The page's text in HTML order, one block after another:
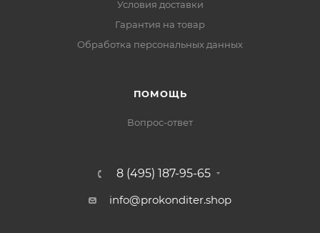
Условия доставки
Гарантия на товар
Обработка персональных данных
ПОМОЩЬ
Вопрос-ответ
8 (495) 187-95-65
info@prokonditer.shop